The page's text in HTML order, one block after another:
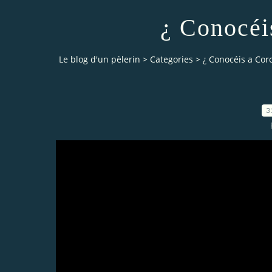
¿
Le blog d'un pèlerin > Categories > ¿ Conocéis a